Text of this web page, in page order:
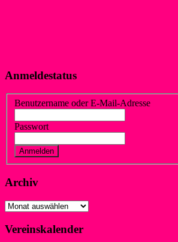
Anmeldestatus
Benutzername oder E-Mail-Adresse
Passwort
Archiv
Archiv
Vereinskalender